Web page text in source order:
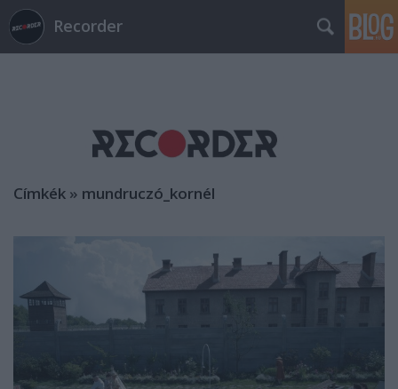
Recorder
Címkék » mundruczó_kornél